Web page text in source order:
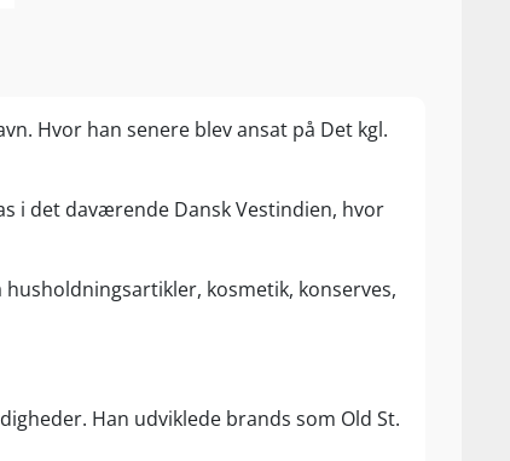
Hvor han senere blev ansat på Det kgl.
i det daværende Dansk Vestindien, hvor
kosmetik, konserves,
Han udviklede brands som Old St.